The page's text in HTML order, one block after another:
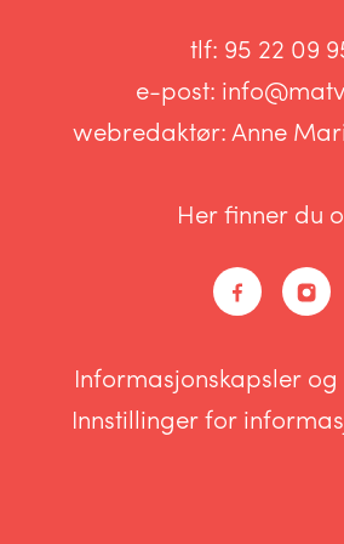
tlf: 95 22 09
e-post:
webredaktør: Anne
Her finner du
Informasjonskapsler
Innstillinger for